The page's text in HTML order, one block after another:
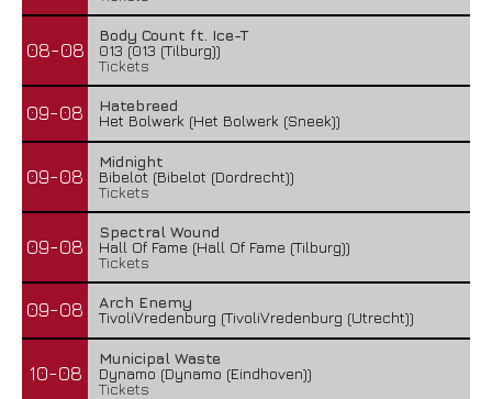
08-08
Body Count ft. Ice-T
013 (013 (Tilburg))
Tickets
09-08
Hatebreed
Het Bolwerk (Het Bolwerk (Sneek))
09-08
Midnight
Bibelot (Bibelot (Dordrecht))
Tickets
09-08
Spectral Wound
Hall Of Fame (Hall Of Fame (Tilburg))
Tickets
09-08
Arch Enemy
TivoliVredenburg (TivoliVredenburg (Utrecht))
10-08
Municipal Waste
Dynamo (Dynamo (Eindhoven))
Tickets